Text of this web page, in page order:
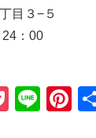
目３−５
：00
P
Li
Pi